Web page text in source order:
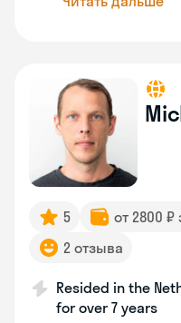
5 от 2800 ₽
2 отзыва
Resided in the
for over 7 years